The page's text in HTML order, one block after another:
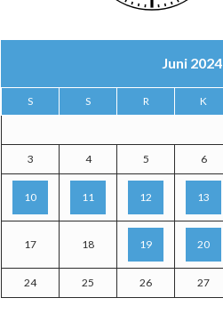
Juni 2024
S S R K
3 4 5 6
10 11 12 13
17 18 19 20
24 25 26 27